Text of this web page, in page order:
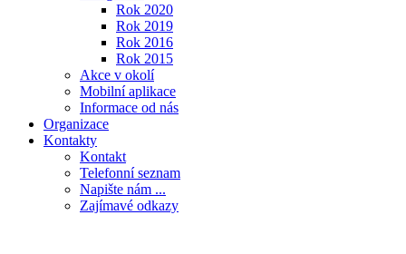
Rok 2020
Rok 2019
Rok 2016
Rok 2015
Akce v okolí
Mobilní aplikace
Informace od nás
Organizace
Kontakty
Kontakt
Telefonní seznam
Napište nám ...
Zajímavé odkazy